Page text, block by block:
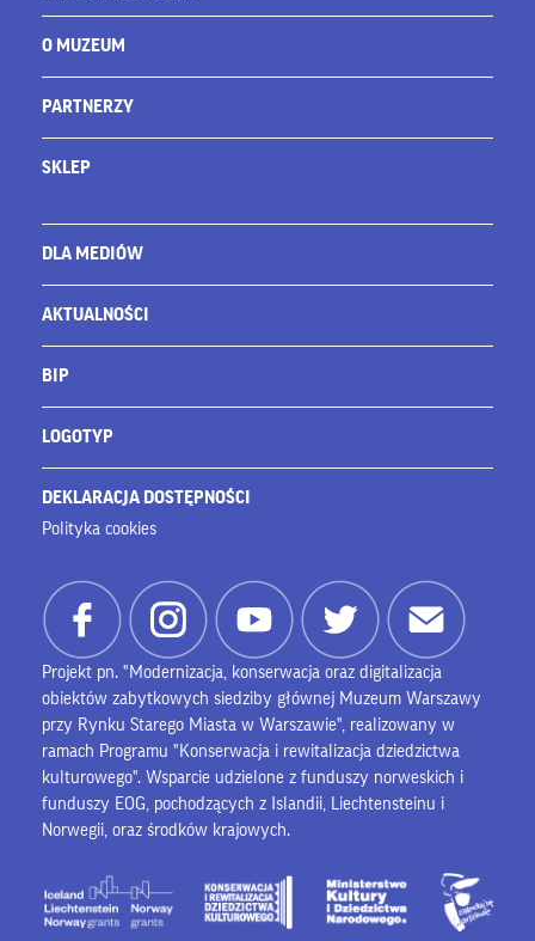
O MUZEUM
PARTNERZY
SKLEP
DLA MEDIÓW
AKTUALNOŚCI
BIP
LOGOTYP
DEKLARACJA DOSTĘPNOŚCI
Polityka cookies
Projekt pn. "Modernizacja, konserwacja oraz digitalizacja
obiektów zabytkowych siedziby głównej Muzeum Warszawy
przy Rynku Starego Miasta w Warszawie", realizowany w
ramach Programu "Konserwacja i rewitalizacja dziedzictwa
kulturowego". Wsparcie udzielone z funduszy norweskich i
funduszy EOG, pochodzących z Islandii, Liechtensteinu i
Norwegii, oraz środków krajowych.